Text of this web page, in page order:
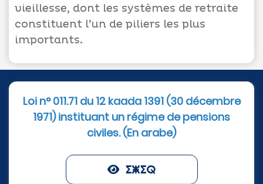
vieillesse, dont les systèmes de retraite
constituent l’un de piliers les plus
importants.
Loi n° 011.71 du 12 kaada 1391 (30 décembre
1971) instituant un régime de pensions
civiles. (En arabe)
ⵉⵥⵉⵕ